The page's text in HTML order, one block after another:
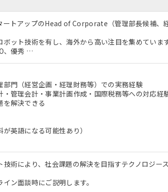
ートアップのHead of Corporate（管理部長候補、
ボット技術を有し、海外から高い注目を集めてい
、優秀 …
部門（経営企画・経理財務等）での実務経験
・管理会計・事業計画作成・国際税務等への対応経
を解決できる
英語になる可能性あり）
術により、社会課題の解決を目指すテクノロジー
ン面談時にご説明します。